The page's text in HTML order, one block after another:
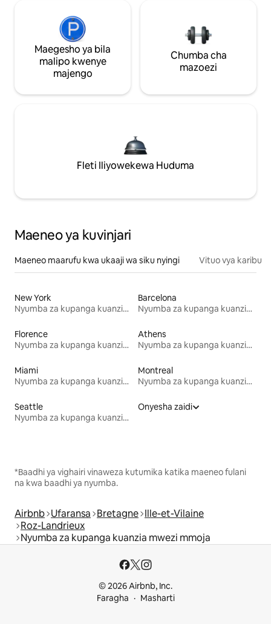
Maegesho ya bila
malipo kwenye
majengo
Chumba cha
mazoezi
Fleti Iliyowekewa Huduma
Maeneo ya kuvinjari
Maeneo maarufu kwa ukaaji wa siku nyingi Vituo vya karibu
New York
Nyumba za kupanga kuanzia mwezi mmoja
Barcelona
Nyumba za kupanga kuanzia mwezi mmoja
Florence
Nyumba za kupanga kuanzia mwezi mmoja
Athens
Nyumba za kupanga kuanzia mwezi mmoja
Miami
Nyumba za kupanga kuanzia mwezi mmoja
Montreal
Nyumba za kupanga kuanzia mwezi mmoja
Seattle
Nyumba za kupanga kuanzia mwezi mmoja
Onyesha zaidi
*Baadhi ya vighairi vinaweza kutumika katika maeneo fulani
na kwa baadhi ya nyumba.
Airbnb Ufaransa Bretagne Ille-et-Vilaine
Roz-Landrieux
Nyumba za kupanga kuanzia mwezi mmoja
© 2026 Airbnb, Inc.
Faragha
Masharti